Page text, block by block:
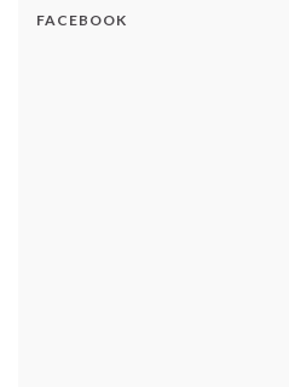
FACEBOOK